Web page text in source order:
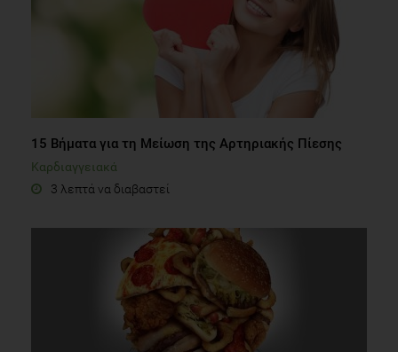
15 Βήματα για τη Μείωση της Αρτηριακής Πίεσης
Καρδιαγγειακά
3 λεπτά να διαβαστεί